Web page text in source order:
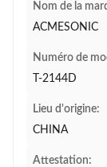
Nom de la
ACMESONIC
Numéro de
T-2144D
Lieu d'origine:
CHINA
Attestation: